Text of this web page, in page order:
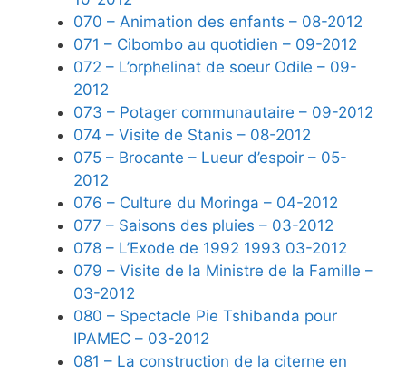
070 – Animation des enfants – 08-2012
071 – Cibombo au quotidien – 09-2012
072 – L’orphelinat de soeur Odile – 09-
2012
073 – Potager communautaire – 09-2012
074 – Visite de Stanis – 08-2012
075 – Brocante – Lueur d’espoir – 05-
2012
076 – Culture du Moringa – 04-2012
077 – Saisons des pluies – 03-2012
078 – L’Exode de 1992 1993 03-2012
079 – Visite de la Ministre de la Famille –
03-2012
080 – Spectacle Pie Tshibanda pour
IPAMEC – 03-2012
081 – La construction de la citerne en